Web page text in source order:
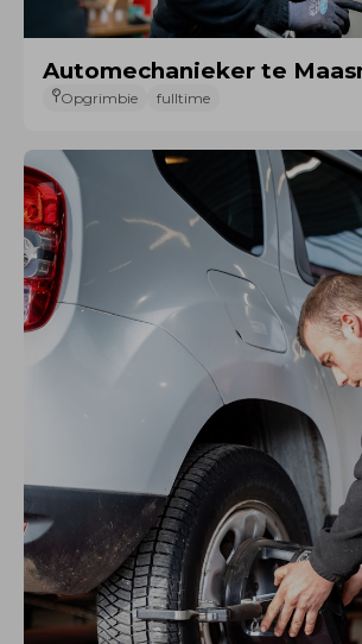
Automechanieker te
Opgrimbie fulltime